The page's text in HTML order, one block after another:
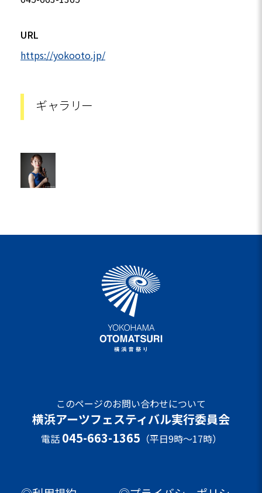
URL
https://yokooto.jp/
ギャラリー
このページのお問い合わせについて
横浜アーツフェスティバル実行委員会
電話 045-663-1365 （平日9時～17時）